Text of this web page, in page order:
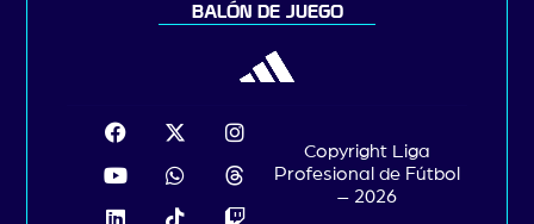
BALÓN DE JUEGO
Copyright Liga
Profesional de Fútbol
– 2026